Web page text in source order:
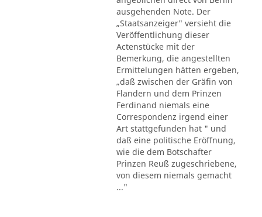
ausgehenden Note. Der
„Staatsanzeiger" versieht die
Veröffentlichung dieser
Actenstücke mit der
Bemerkung, die angestellten
Ermittelungen hätten ergeben,
„daß zwischen der Gräfin von
Flandern und dem Prinzen
Ferdinand niemals eine
Correspondenz irgend einer
Art stattgefunden hat " und
daß eine politische Eröffnung,
wie die dem Botschafter
Prinzen Reuß zugeschriebene,
von diesem niemals gemacht
..."